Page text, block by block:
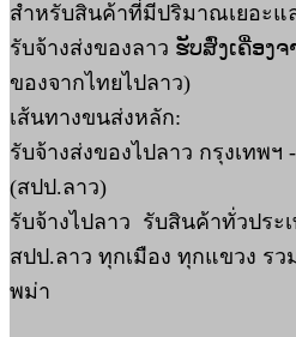
สำหรับสินค้าที่มีปริมาณเยอะแ
รับจ้างส่งของลาว ຮັບສົ່ງເຄື່ອງ
ของจากไทยไปลาว)
เส้นทางขนส่งหลัก:
รับจ้างส่งของไปลาว กรุงเทพฯ
(สปป.ลาว)
รับจ้างไปลาว รับสินค้าทั่วประ
สปป.ลาว ทุกเมือง ทุกแขวง ร
พม่า